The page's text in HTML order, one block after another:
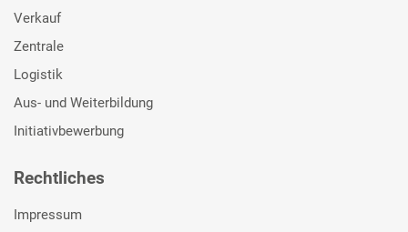
Verkauf
Zentrale
Logistik
Aus- und Weiterbildung
Initiativbewerbung
Rechtliches
Impressum